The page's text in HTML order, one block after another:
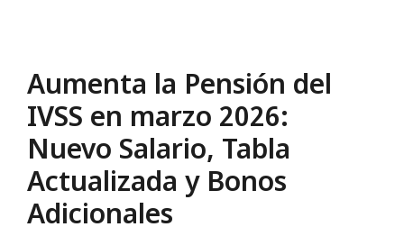
Aumenta la Pensión del
IVSS en marzo 2026:
Nuevo Salario, Tabla
Actualizada y Bonos
Adicionales